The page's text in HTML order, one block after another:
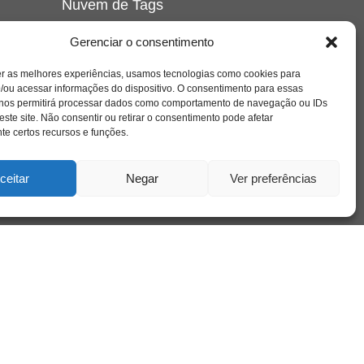
Gerenciar o consentimento
as melhores experiências, usamos tecnologias como cookies para
ou acessar informações do dispositivo. O consentimento para essas
permitirá processar dados como comportamento de navegação ou IDs
site. Não consentir ou retirar o consentimento pode afetar
certos recursos e funções.
Negar Ver preferências
Nuvem de Tags
crianca cuidado cultura depressao
educação família filme
freud infância insight jung liberdade livro
loucura luto maternidade
psicologia relato